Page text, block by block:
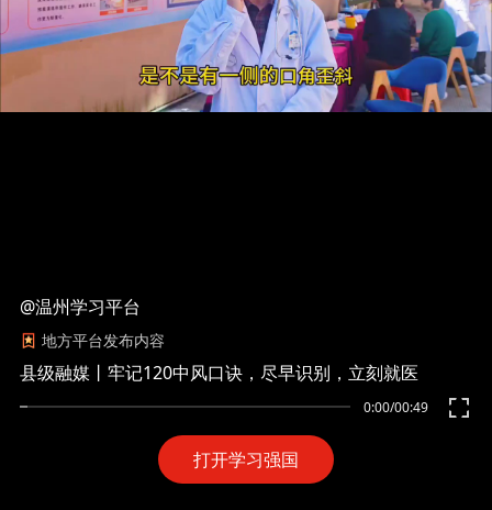
打开学习强国
0:00/00:49
@温州学习平台
地方平台发布内容
县级融媒丨牢记120中风口诀，尽早识别，立刻就医